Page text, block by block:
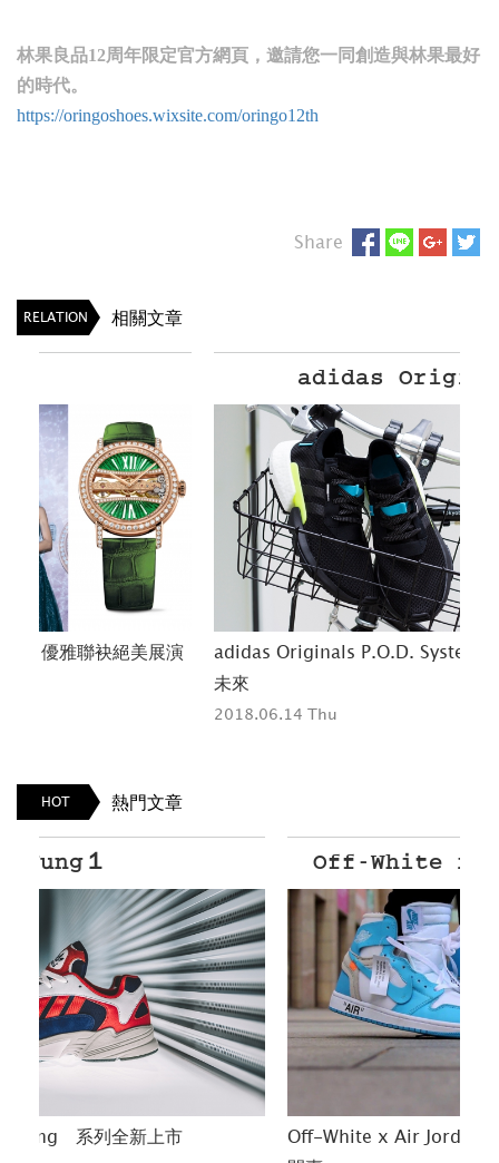
林果良品12周年限定官方網頁，邀請您一同創造與林果最好
的時代。
https://oringoshoes.wixsite.com/oringo12th
Share
RELATION 相關文章
adidas Originals
adidas Originals P.O.D. System | 扭轉過去 跨入
HOT 熱門文章
Off-White x Air Jordan 1
Off-White x Air Jordan 1 UNC 配色 本週六上線